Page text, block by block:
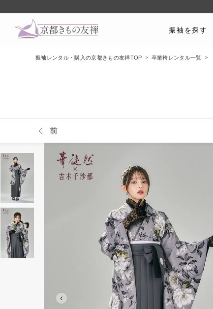
振袖を探す
振袖レンタル・購入の京都きもの友禅TOP 卒業袴レンタル一覧
前